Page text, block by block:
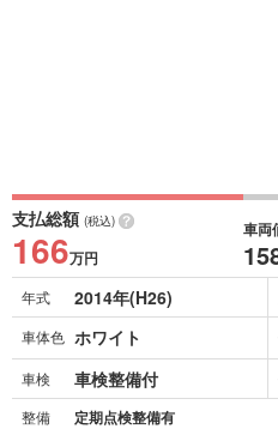
支払総額 (税込)
166万円
車両
年式 2014年(H26)
車体色 ホワイト
車検 車検整備付
整備 定期点検整備有